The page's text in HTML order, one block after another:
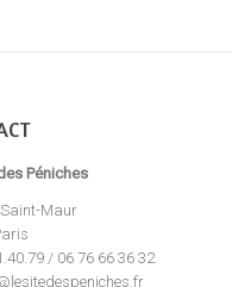
Péniches
Maur
/ 06 76 66 36 32